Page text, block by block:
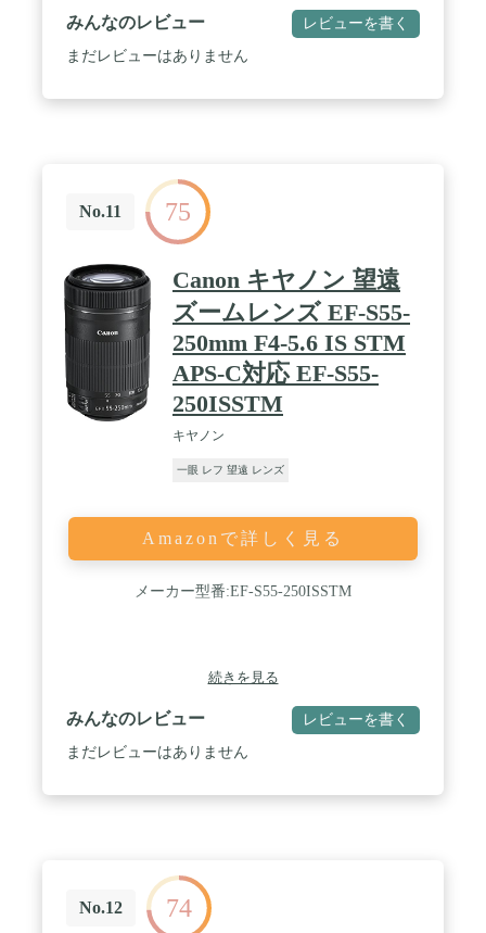
採用 / 1.2mと短い最短撮影距離と0.25倍の最大撮影
倍率でクローズアップ撮影にもおすすめ / 防塵・防
滴に配慮した設計 / 静かでスムーズなAFは動画撮影
みんなのレビュー レビューを書く
まだレビューはありません
No.11 75
Canon キヤノン 望遠
ズームレンズ EF-S55-
250mm F4-5.6 IS STM
APS-C対応 EF-S55-
250ISSTM
キヤノン
一眼 レフ 望遠 レンズ
Amazonで詳しく見る
メーカー型番:EF-S55-250ISSTM
続きを見る
みんなのレビュー レビューを書く
まだレビューはありません
No.12 74